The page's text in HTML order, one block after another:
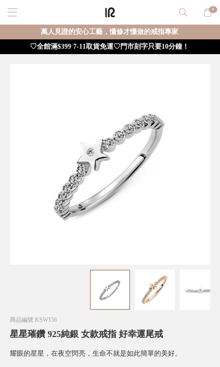
0
萬人見證的安心工藝，懂修才懂做的戒指專家
♡全館滿$399 7-11取貨免運♡門市刻字只要10分鐘！
商品編號 KSW156
星星璀鑽 925純銀 女款戒指 好幸運尾戒
耀眼的星星，在夜空閃亮，生命不就是如此簡單的美好。